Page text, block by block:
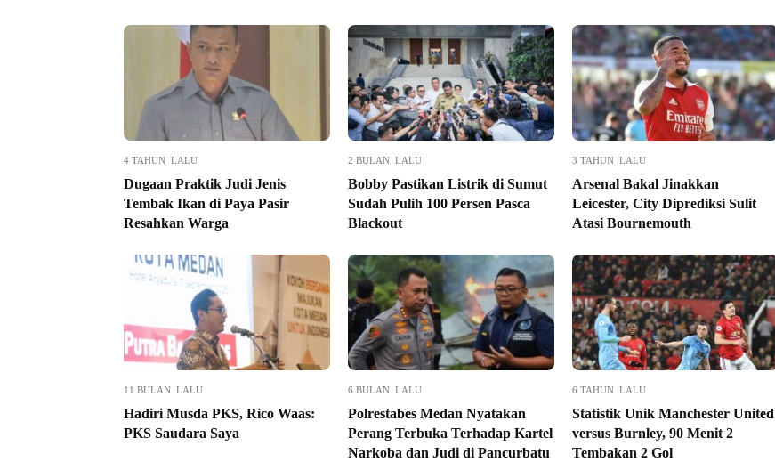
4 TAHUN LALU
Dugaan Praktik Judi Jenis
Tembak Ikan di Paya Pasir
Resahkan Warga
2 BULAN LALU
Bobby Pastikan Listrik di Sumut
Sudah Pulih 100 Persen Pasca
Blackout
3 TAHUN LALU
Arsenal Bakal Jinakkan
Leicester, City Diprediksi Sulit
Atasi Bournemouth
11 BULAN LALU
Hadiri Musda PKS, Rico Waas:
PKS Saudara Saya
6 BULAN LALU
Polrestabes Medan Nyatakan
Perang Terbuka Terhadap Kartel
Narkoba dan Judi di Pancurbatu
6 TAHUN LALU
Statistik Unik Manchester United
versus Burnley, 90 Menit 2
Tembakan 2 Gol